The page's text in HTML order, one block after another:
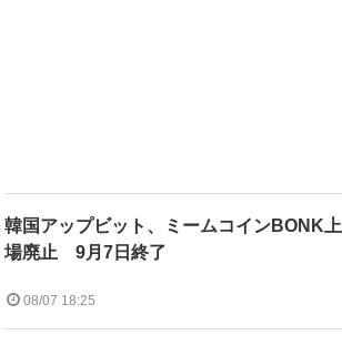
韓国アップビット、ミームコインBONK上
場廃止 9月7日終了
08/07 18:25